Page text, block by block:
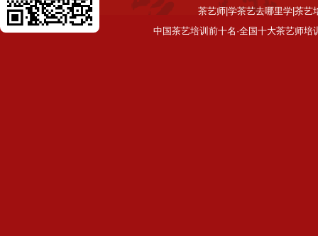
茶艺师|学茶艺去哪里学|茶艺
中国茶艺培训前十名·全国十大茶艺师培